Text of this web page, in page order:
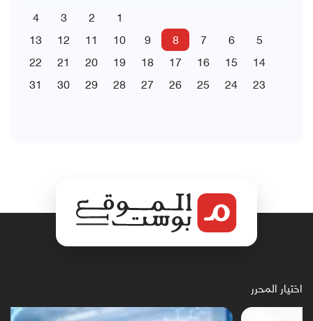
1
2
3
4
5
6
7
8
9
10
11
12
13
14
15
16
17
18
19
20
21
22
23
24
25
26
27
28
29
30
31
اختيار المحرر